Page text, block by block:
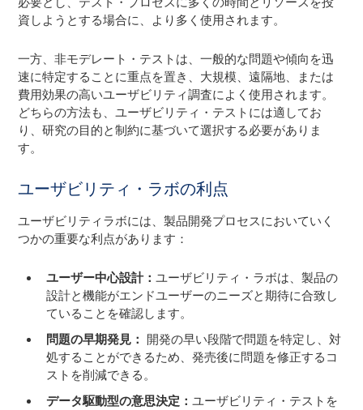
資しようとする場合に、より多く使用されます。
一方、非モデレート・テストは、一般的な問題や傾向を迅
速に特定することに重点を置き、大規模、遠隔地、または
費用効果の高いユーザビリティ調査によく使用されます。
どちらの方法も、ユーザビリティ・テストには適してお
り、研究の目的と制約に基づいて選択する必要がありま
す。
ユーザビリティ・ラボの利点
ユーザビリティラボには、製品開発プロセスにおいていく
つかの重要な利点があります：
ユーザー中心設計：ユーザビリティ・ラボは、製品の
設計と機能がエンドユーザーのニーズと期待に合致し
ていることを確認します。
問題の早期発見： 開発の早い段階で問題を特定し、対
処することができるため、発売後に問題を修正するコ
ストを削減できる。
データ駆動型の意思決定：ユーザビリティ・テストを